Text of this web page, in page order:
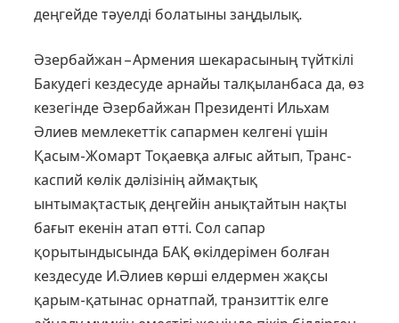
деңгейде тәуелді болатыны заңдылық.
Әзербайжан – Армения шекарасының түйткілі
Бакудегі кездесуде арнайы талқыланбаса да, өз
кезегінде Әзербай­жан Президенті Ильхам
Әлиев мемле­кеттік сапармен келгені үшін
Қасым-Жомарт Тоқаевқа алғыс айтып, Транс­
каспий көлік дәлізінің аймақтық
ынтымақтастық деңгейін анықтайтын нақты
бағыт екенін атап өтті. Сол сапар
қорытындысында БАҚ өкілдерімен болған
кездесуде И.Әлиев көрші елдермен жақсы
қарым-қатынас орнатпай, транзиттік елге